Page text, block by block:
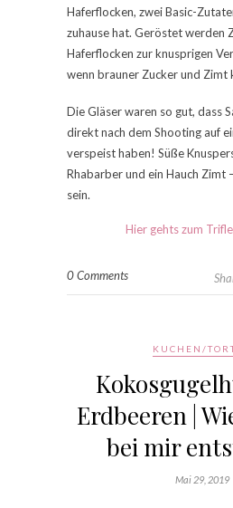
Haferflocken, zwei Basic-
zuhause hat. Geröstet werden
Haferflocken zur knusprigen
wenn brauner Zucker und Zimt
Die Gläser waren so gut, dass
direkt nach dem Shooting auf
verspeist haben! Süße
Rhabarber und ein Hauch Zimt
sein.
Hier gehts zum
0 Comments
KUCHEN/
Erdbeeren |
bei mir
Mai 29, 2019